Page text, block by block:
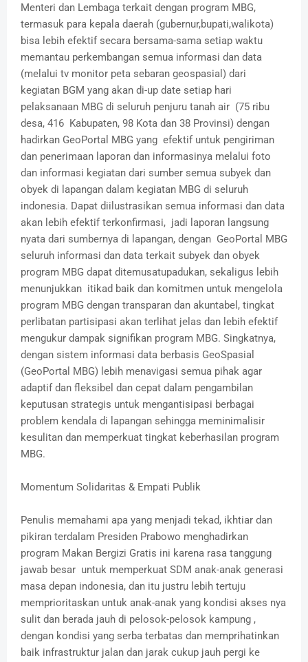
Menteri dan Lembaga terkait dengan program MBG,
termasuk para kepala daerah (gubernur,bupati,walikota)
bisa lebih efektif secara bersama-sama setiap waktu
memantau perkembangan semua informasi dan data
(melalui tv monitor peta sebaran geospasial) dari
kegiatan BGM yang akan di-up date setiap hari
pelaksanaan MBG di seluruh penjuru tanah air (75 ribu
desa, 416 Kabupaten, 98 Kota dan 38 Provinsi) dengan
hadirkan GeoPortal MBG yang efektif untuk pengiriman
dan penerimaan laporan dan informasinya melalui foto
dan informasi kegiatan dari sumber semua subyek dan
obyek di lapangan dalam kegiatan MBG di seluruh
indonesia. Dapat diilustrasikan semua informasi dan data
akan lebih efektif terkonfirmasi, jadi laporan langsung
nyata dari sumbernya di lapangan, dengan GeoPortal MBG
seluruh informasi dan data terkait subyek dan obyek
program MBG dapat ditemusatupadukan, sekaligus lebih
menunjukkan itikad baik dan komitmen untuk mengelola
program MBG dengan transparan dan akuntabel, tingkat
perlibatan partisipasi akan terlihat jelas dan lebih efektif
mengukur dampak signifikan program MBG. Singkatnya,
dengan sistem informasi data berbasis GeoSpasial
(GeoPortal MBG) lebih menavigasi semua pihak agar
adaptif dan fleksibel dan cepat dalam pengambilan
keputusan strategis untuk mengantisipasi berbagai
problem kendala di lapangan sehingga meminimalisir
kesulitan dan memperkuat tingkat keberhasilan program
MBG.
Momentum Solidaritas & Empati Publik
Penulis memahami apa yang menjadi tekad, ikhtiar dan
pikiran terdalam Presiden Prabowo menghadirkan
program Makan Bergizi Gratis ini karena rasa tanggung
jawab besar untuk memperkuat SDM anak-anak generasi
masa depan indonesia, dan itu justru lebih tertuju
memprioritaskan untuk anak-anak yang kondisi akses nya
sulit dan berada jauh di pelosok-pelosok kampung ,
dengan kondisi yang serba terbatas dan memprihatinkan
baik infrastruktur jalan dan jarak cukup jauh pergi ke